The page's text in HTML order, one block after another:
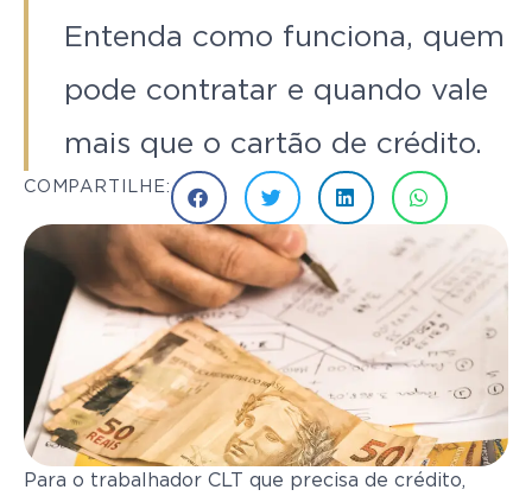
Entenda como funciona, quem
pode contratar e quando vale
mais que o cartão de crédito.
COMPARTILHE:
Para o trabalhador CLT que precisa de crédito,